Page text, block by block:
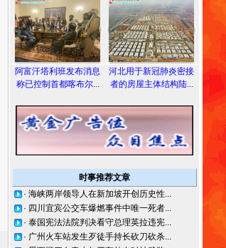
阿富汗塔利班发布消息
称已控制首都喀布尔...
河北用于新冠肺炎密接
者的房屋主体结构陆...
时事推荐文章
· 海峡两岸领导人在新加坡开创历史性...
· 四川宜宾公交车爆燃事件中唯一死者...
· 泰国宪法法院判决看守总理英拉违宪...
· 广州火车站发生歹徒手持长砍刀砍杀...